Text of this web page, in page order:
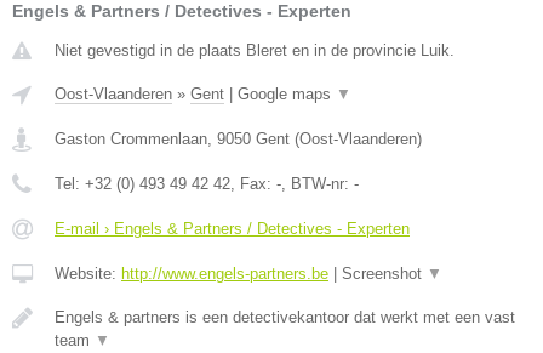
Engels & Partners / Detectives - Experten
Niet gevestigd in de plaats Bleret en in de provincie Luik.
Oost-Vlaanderen » Gent Google maps ▼
Gaston Crommenlaan, 9050 Gent (Oost-Vlaanderen)
Tel: +32 (0) 493 49 42 42, Fax: -, BTW-nr: -
E-mail › Engels & Partners / Detectives - Experten
Website: http://www.engels-partners.be Screenshot ▼
Engels & partners is een detectivekantoor dat werkt met een vast
team ▼